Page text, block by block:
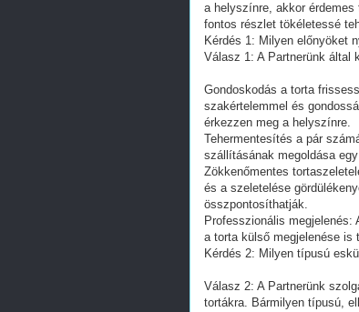
a helyszínre, akkor
fontos részlet tökéletessé
Kérdés 1: Milyen előnyöket
Válasz 1: A Partnerünk
Gondoskodás a torta
szakértelemmel és
érkezzen meg a helyszínre.
Tehermentesítés a pár
szállításának megoldása
Zökkenőmentes
és a szeletelése
összpontosíthatják.
Professzionális
a torta külső megjelenése is
Kérdés 2: Milyen típusú
Válasz 2: A Partnerünk
tortákra. Bármilyen típusú,